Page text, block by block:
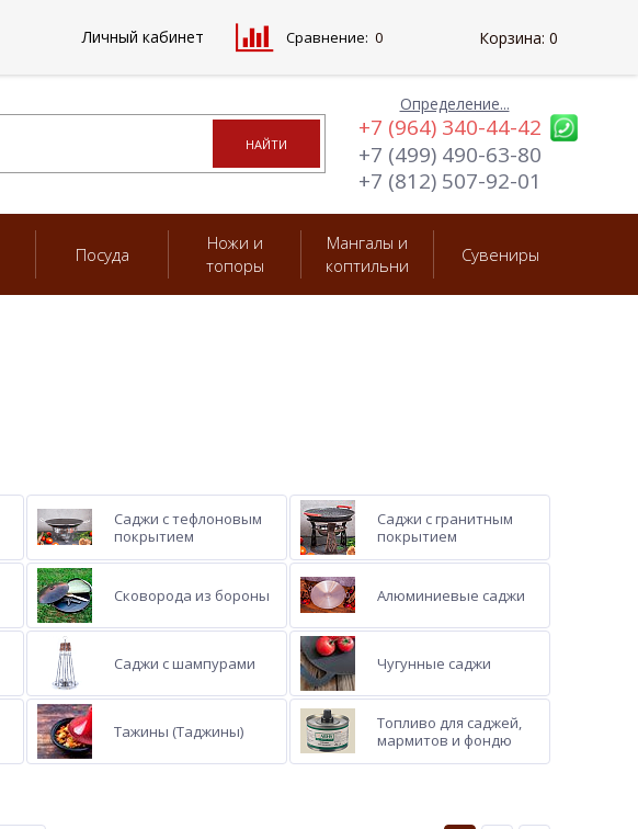
Определение...
+7 (964) 340-44-42
+7 (499) 490-63-80
+7 (812) 507-92-01
Посуда
Ножи и
топоры
Мангалы и
коптильни
Сувениры
Саджи с тефлоновым
покрытием
Саджи с гранитным
покрытием
Сковорода из бороны Алюминиевые саджи
Саджи с шампурами Чугунные саджи
Тажины (Таджины)
Топливо для саджей,
мармитов и фондю
Личный кабинет Сравнение: 0 Корзина: 0